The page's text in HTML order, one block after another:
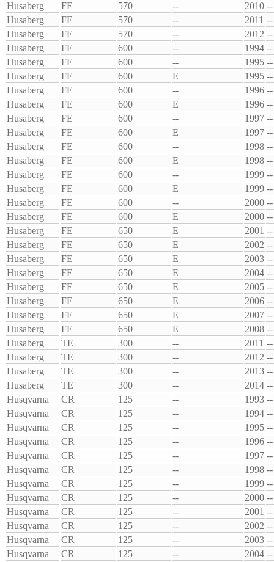
Husaberg
FE 570 -- 2010 --
Husaberg
FE 570 -- 2011 --
Husaberg
FE 570 -- 2012 --
Husaberg
FE 600 -- 1994 --
Husaberg
FE 600 -- 1995 --
Husaberg
FE 600 E 1995 --
Husaberg
FE 600 -- 1996 --
Husaberg
FE 600 E 1996 --
Husaberg
FE 600 -- 1997 --
Husaberg
FE 600 E 1997 --
Husaberg
FE 600 -- 1998 --
Husaberg
FE 600 E 1998 --
Husaberg
FE 600 -- 1999 --
Husaberg
FE 600 E 1999 --
Husaberg
FE 600 -- 2000 --
Husaberg
FE 600 E 2000 --
Husaberg
FE 650 E 2001 --
Husaberg
FE 650 E 2002 --
Husaberg
FE 650 E 2003 --
Husaberg
FE 650 E 2004 --
Husaberg
FE 650 E 2005 --
Husaberg
FE 650 E 2006 --
Husaberg
FE 650 E 2007 --
Husaberg
FE 650 E 2008 --
Husaberg
TE 300 -- 2011 --
Husaberg
TE 300 -- 2012 --
Husaberg
TE 300 -- 2013 --
Husaberg
TE 300 -- 2014 --
Husqvarna
CR 125 -- 1993 --
Husqvarna
CR 125 -- 1994 --
Husqvarna
CR 125 -- 1995 --
Husqvarna
CR 125 -- 1996 --
Husqvarna
CR 125 -- 1997 --
Husqvarna
CR 125 -- 1998 --
Husqvarna
CR 125 -- 1999 --
Husqvarna
CR 125 -- 2000 --
Husqvarna
CR 125 -- 2001 --
Husqvarna
CR 125 -- 2002 --
Husqvarna
CR 125 -- 2003 --
Husqvarna
CR 125 -- 2004 --